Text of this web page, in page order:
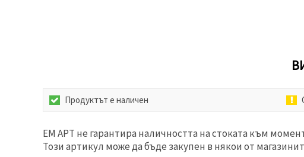
бисквитките
Продуктът е наличен
ЕМ АРТ не гарантира наличността на стоката към
Този артикул може да бъде закупен в някои от